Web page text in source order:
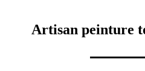
Artisan peinture